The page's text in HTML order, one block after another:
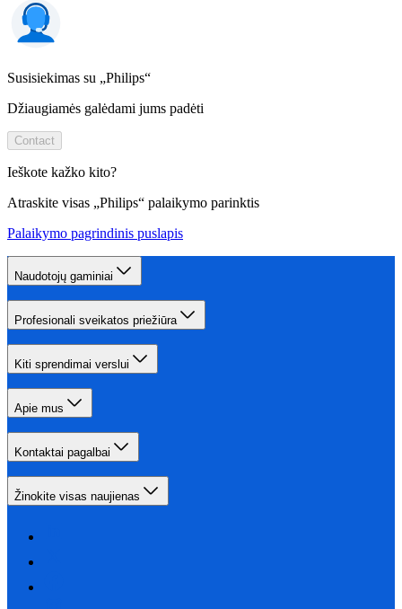
Susisiekimas su „Philips“
Džiaugiamės galėdami jums padėti
Contact
Ieškote kažko kito?
Atraskite visas „Philips“ palaikymo parinktis
Palaikymo pagrindinis puslapis
Naudotojų gaminiai
Profesionali sveikatos priežiūra
Kiti sprendimai verslui
Apie mus
Kontaktai pagalbai
Žinokite visas naujienas